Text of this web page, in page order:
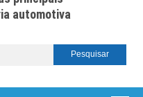
automotiva